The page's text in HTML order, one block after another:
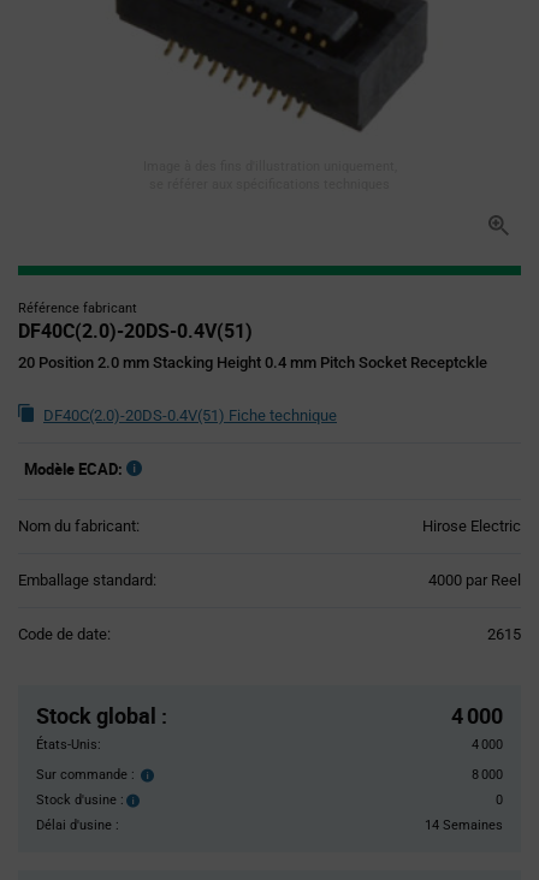
Référence fabricant
DF40C(2.0)-20DS-0.4V(51)
20 Position 2.0 mm Stacking Height 0.4 mm Pitch Socket Receptckle
DF40C(2.0)-20DS-0.4V(51) Fiche technique
Modèle ECAD:
Nom du fabricant: Hirose Electric
Emballage standard: 4000 par Reel
Code de date: 2615
Stock global : 4 000
États-Unis:
4 000
Sur commande : Order
inventroy
8 000
Stock d'usine :
Stock
0
Délai d'usine :
14 Semaines